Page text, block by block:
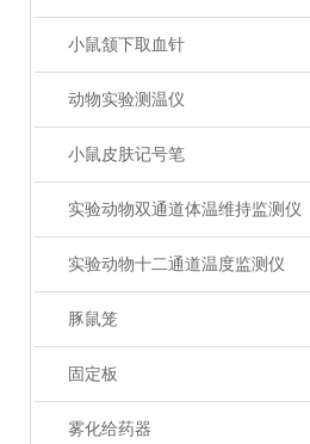
小鼠颔下取血针
动物实验测温仪
小鼠皮肤记号笔
实验动物双通道体温维持监测仪
实验动物十二通道温度监测仪
豚鼠笼
固定板
雾化给药器